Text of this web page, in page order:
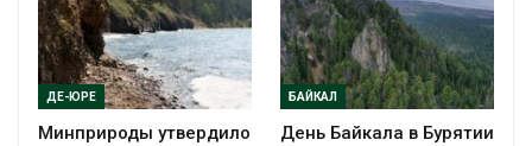
ДЕ-ЮРЕ
Минприроды утвердило
БАЙКАЛ
День Байкала в Бурятии